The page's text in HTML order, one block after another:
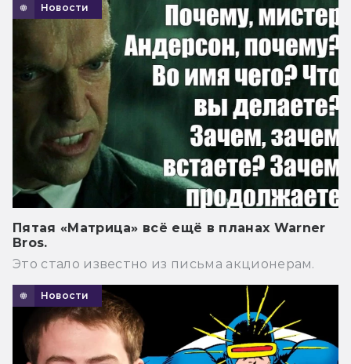
Новости
Пятая «Матрица» всё ещё в планах Warner
Bros.
Это стало известно из письма акционерам.
Новости